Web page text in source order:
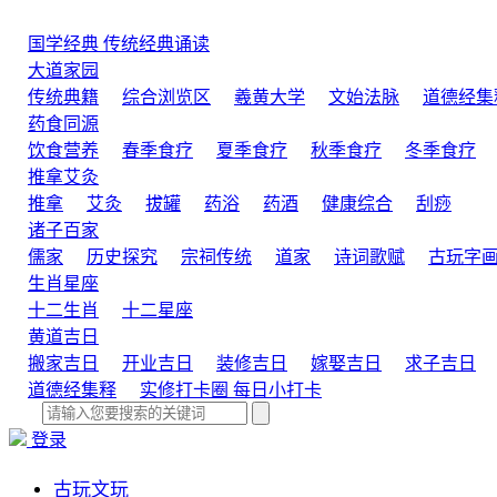
国学经典 传统经典诵读
大道家园
传统典籍
综合浏览区 羲黄大学 文始法脉
道德经集
药食同源
饮食营养
春季食疗 夏季食疗 秋季食疗 冬季食疗
推拿艾灸
推拿
艾灸 拔罐 药浴 药酒 健康综合
刮痧
诸子百家
儒家
历史探究 宗祠传统 道家 诗词歌赋 古玩字画
生肖星座
十二生肖
十二星座
黄道吉日
搬家吉日
开业吉日 装修吉日 嫁娶吉日
求子吉日
道德经集释
实修打卡圈 每日小打卡
登录
古玩文玩